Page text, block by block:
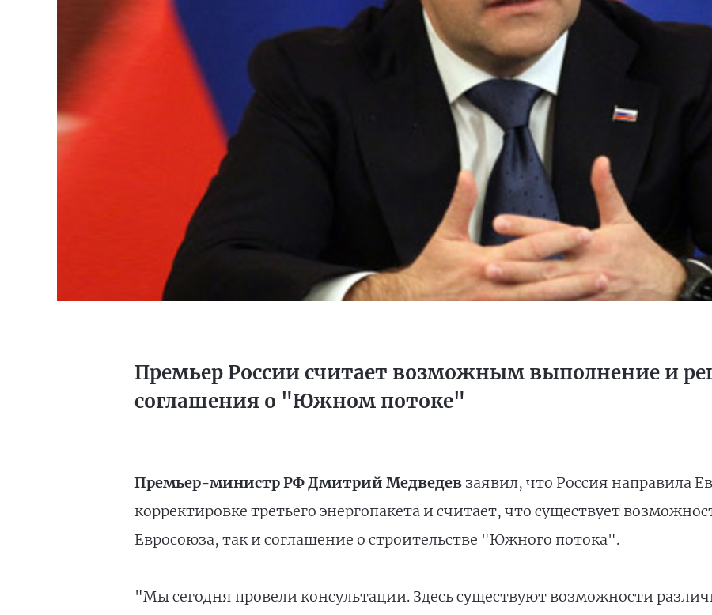
Премьер России считает возможным выполнение и
соглашения о "Южном потоке"
Премьер-министр РФ Дмитрий Медведевзаявил, что Россия направила
корректировке третьего энергопакета и считает, что существует
Евросоюза, так и соглашение о строительстве "Южного потока".
"Мы сегодня провели консультации. Здесь существуют возможности